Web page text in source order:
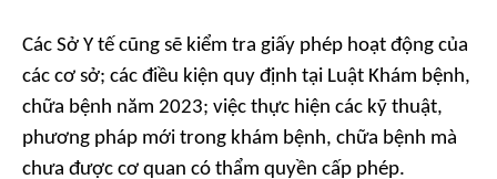
Các Sở Y tế cũng sẽ kiểm tra giấy phép hoạt động của
các cơ sở; các điều kiện quy định tại Luật Khám bệnh,
chữa bệnh năm 2023; việc thực hiện các kỹ thuật,
phương pháp mới trong khám bệnh, chữa bệnh mà
chưa được cơ quan có thẩm quyền cấp phép.